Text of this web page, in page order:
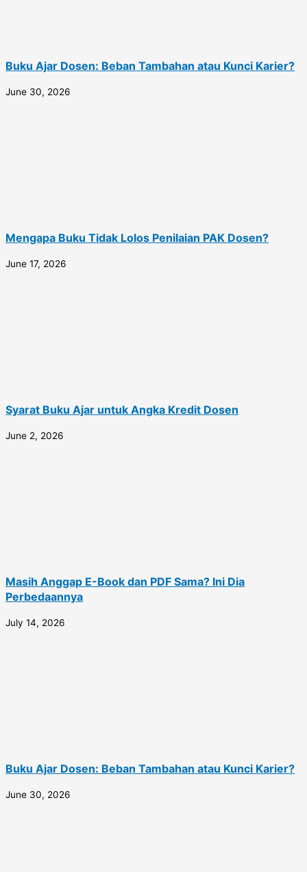
Buku Ajar Dosen: Beban Tambahan atau Kunci Karier?
June 30, 2026
Mengapa Buku Tidak Lolos Penilaian PAK Dosen?
June 17, 2026
Syarat Buku Ajar untuk Angka Kredit Dosen
June 2, 2026
Masih Anggap E-Book dan PDF Sama? Ini Dia
Perbedaannya
July 14, 2026
Buku Ajar Dosen: Beban Tambahan atau Kunci Karier?
June 30, 2026